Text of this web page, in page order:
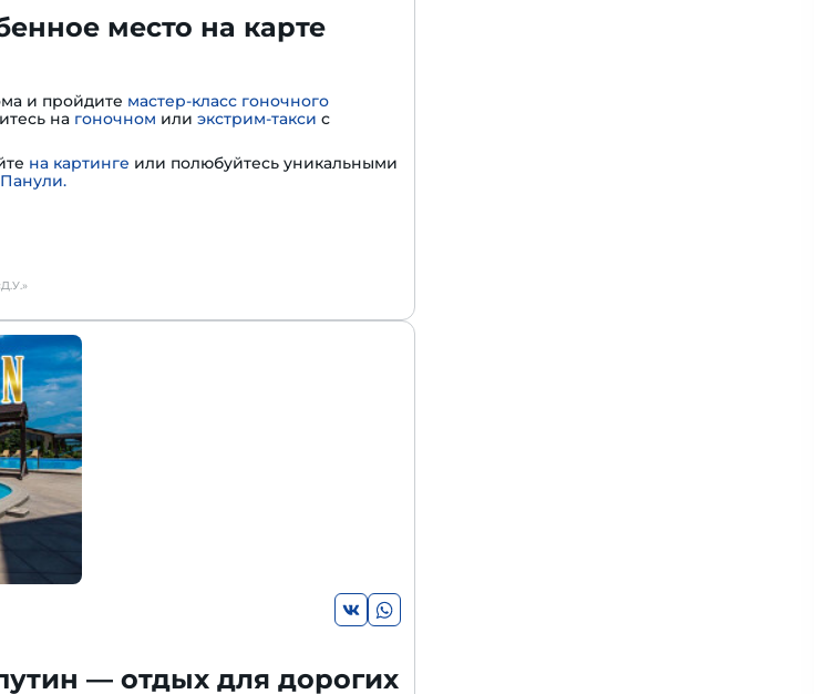
место на карте
и пройдите мастер-класс гоночного
на гоночном или экстрим-такси с
на картинге или полюбуйтесь уникальными
— отдых для дорогих